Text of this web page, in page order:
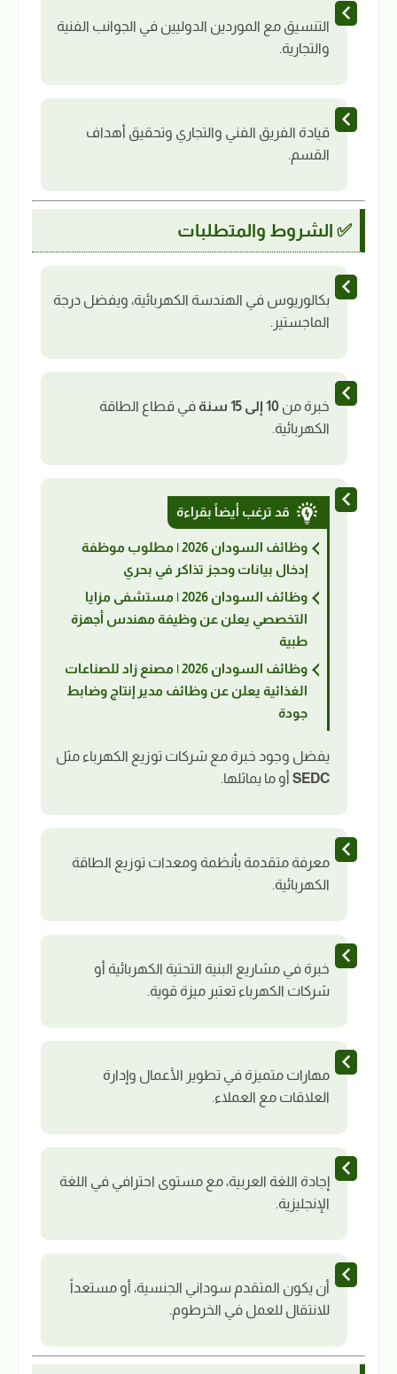
التنسيق مع الموردين الدوليين في الجوانب الفنية
والتجارية.
قيادة الفريق الفني والتجاري وتحقيق أهداف
القسم.
✅ الشروط والمتطلبات
بكالوريوس في الهندسة الكهربائية، ويفضل درجة
الماجستير.
خبرة من 10 إلى 15 سنة
في قطاع الطاقة
الكهربائية.
قد ترغب أيضاً بقراءة
وظائف السودان 2026 | مطلوب موظفة
إدخال بيانات وحجز تذاكر في بحري
وظائف السودان 2026 | مستشفى مزايا
التخصصي يعلن عن وظيفة مهندس أجهزة
طبية
وظائف السودان 2026 | مصنع زاد للصناعات
الغذائية يعلن عن وظائف مدير إنتاج وضابط
جودة
يفضل وجود خبرة مع شركات توزيع الكهرباء مثل
SEDC أو ما يماثلها.
معرفة متقدمة بأنظمة ومعدات توزيع الطاقة
الكهربائية.
خبرة في مشاريع البنية التحتية الكهربائية أو
شركات الكهرباء تعتبر ميزة قوية.
مهارات متميزة في تطوير الأعمال وإدارة
العلاقات مع العملاء.
إجادة اللغة العربية، مع مستوى احترافي في اللغة
الإنجليزية.
أن يكون المتقدم سوداني الجنسية، أو مستعداً
للانتقال للعمل في الخرطوم.